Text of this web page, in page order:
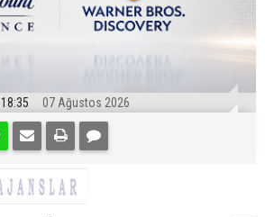
18:35 07 Ağustos 2026